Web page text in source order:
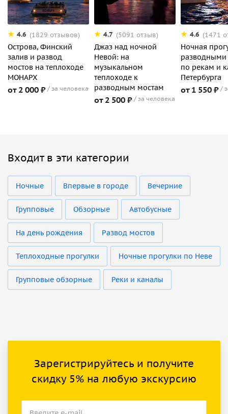
4.6 (1829 отзывов)
Острова, Финский
залив и развод
мостов на теплоходе
МОНАРХ
от 2 000 ₽ за человека
4.7 (5091 отзыв)
Джаз над ночной
Невой: на
музыкальном
теплоходе к
разводным мостам
от 2 500 ₽ за человека
4.6 (1471
Ночная
по рекам и
Петербурга
от 1 550 ₽
Входит в эти категории
Ночные Впервые в городе Вечерние
Групповые Обзорные Автобусные
На день рождения Развод мостов
Теплоходные прогулки Ночные прогулки по Неве
Групповые обзорные Реки и каналы
Зарегистрируйтесь и получите
скидку 5% на любую экскурсию